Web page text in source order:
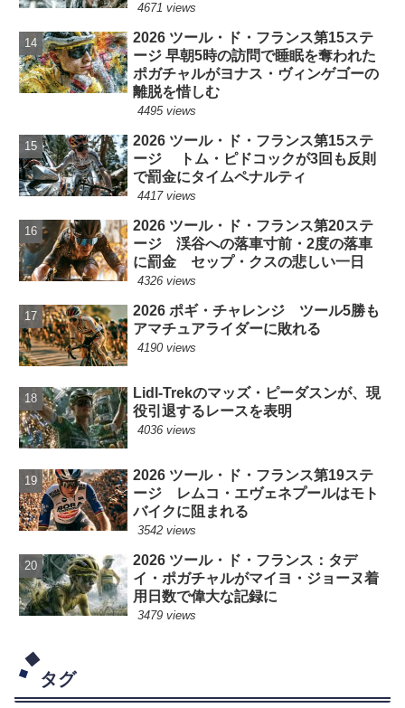
4671 views
2026 ツール・ド・フランス第15ステ
ージ 早朝5時の訪問で睡眠を奪われた
ポガチャルがヨナス・ヴィンゲゴーの
離脱を惜しむ
4495 views
2026 ツール・ド・フランス第15ステ
ージ トム・ピドコックが3回も反則
で罰金にタイムペナルティ
4417 views
2026 ツール・ド・フランス第20ステ
ージ 渓谷への落車寸前・2度の落車
に罰金 セップ・クスの悲しい一日
4326 views
2026 ポギ・チャレンジ ツール5勝も
アマチュアライダーに敗れる
4190 views
Lidl-Trekのマッズ・ピーダスンが、現
役引退するレースを表明
4036 views
2026 ツール・ド・フランス第19ステ
ージ レムコ・エヴェネプールはモト
バイクに阻まれる
3542 views
2026 ツール・ド・フランス：タデ
イ・ポガチャルがマイヨ・ジョーヌ着
用日数で偉大な記録に
3479 views
タグ